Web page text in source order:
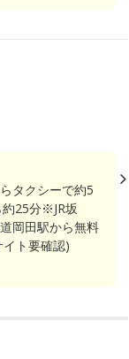
タクシーで約5
25分※JR坂
岡田駅から無料
ト要確認)